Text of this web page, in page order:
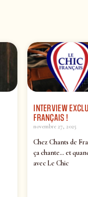
INTERVIEW
FRANÇAIS !
novembre 27, 2025
Chez Chants de
ça chante… et
avec Le Chic